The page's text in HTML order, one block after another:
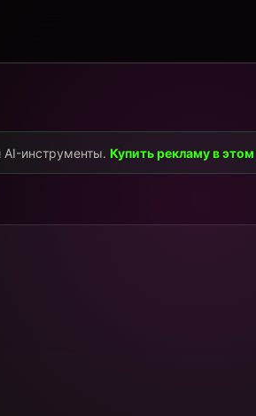
AI-инструменты.Купить рекламу в этом